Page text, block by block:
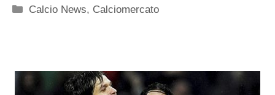
Categorie
Calcio News, Calciomercato